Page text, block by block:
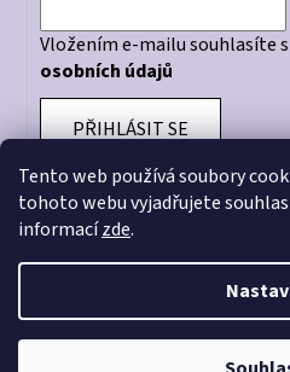
Tento web používá soubory
tohoto webu vyjadřujete
informacízde.
Vložením e-mailu souhlasíte s
osobních údajů
PŘIHLÁSIT SE
Otevírací doba prodejny: